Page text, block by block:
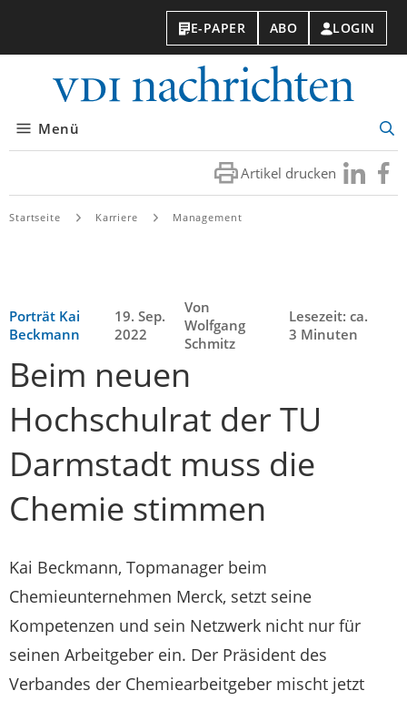
E-PAPER ABO LOGIN
Menü
Artikel drucken Besuchen
Sie
Sie
Startseite Karriere Management
Porträt Kai
Beckmann
19. Sep.
2022
Von
Wolfgang
Schmitz
Lesezeit: ca.
3 Minuten
Beim neuen
Hochschulrat der TU
Darmstadt muss die
Chemie stimmen
Kai Beckmann, Topmanager beim
Chemieunternehmen Merck, setzt seine
Kompetenzen und sein Netzwerk nicht nur für
seinen Arbeitgeber ein. Der Präsident des
Verbandes der Chemiearbeitgeber mischt jetzt